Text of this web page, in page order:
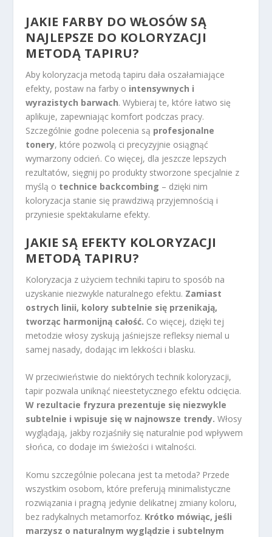
JAKIE FARBY DO WŁOSÓW SĄ
NAJLEPSZE DO KOLORYZACJI
METODĄ TAPIRU?
Aby koloryzacja metodą tapiru dała oszałamiające
efekty, postaw na farby o intensywnych i
wyrazistych barwach. Wybieraj te, które łatwo się
aplikuje, zapewniając komfort podczas pracy.
Szczególnie godne polecenia są profesjonalne
tonery, które pozwolą ci precyzyjnie osiągnąć
wymarzony odcień. Co więcej, dla jeszcze lepszych
rezultatów, sięgnij po produkty stworzone specjalnie z
myślą o technice backcombing – dzięki nim
koloryzacja stanie się prawdziwą przyjemnością i
przyniesie spektakularne efekty.
JAKIE SĄ EFEKTY KOLORYZACJI
METODĄ TAPIRU?
Koloryzacja z użyciem techniki tapiru to sposób na
uzyskanie niezwykle naturalnego efektu. Zamiast
ostrych linii, kolory subtelnie się przenikają,
tworząc harmonijną całość. Co więcej, dzięki tej
metodzie włosy zyskują jaśniejsze refleksy niemal u
samej nasady, dodając im lekkości i blasku.
W przeciwieństwie do niektórych technik koloryzacji,
tapir pozwala uniknąć nieestetycznego efektu odcięcia.
W rezultacie fryzura prezentuje się niezwykle
subtelnie i wpisuje się w najnowsze trendy. Włosy
wyglądają, jakby rozjaśniły się naturalnie pod wpływem
słońca, co dodaje im świeżości i witalności.
Komu szczególnie polecana jest ta metoda? Przede
wszystkim osobom, które preferują minimalistyczne
rozwiązania i pragną jedynie delikatnej zmiany koloru,
bez radykalnych metamorfoz. Krótko mówiąc, jeśli
marzysz o naturalnym wyglądzie i subtelnym